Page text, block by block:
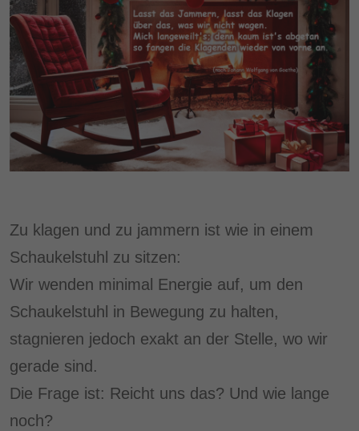
Zu klagen und zu jammern ist wie in einem
Schaukelstuhl zu sitzen:
Wir wenden minimal Energie auf, um den
Schaukelstuhl in Bewegung zu halten,
stagnieren jedoch exakt an der Stelle, wo wir
gerade sind.
Die Frage ist: Reicht uns das? Und wie lange
noch?